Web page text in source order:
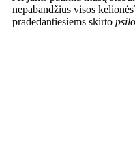
nepabandžius visos
pradedantiesiems skirto